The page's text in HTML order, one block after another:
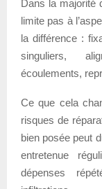
Dans la majorité
limite pas à
la différence :
singuliers,
écoulements,
Ce que cela
risques de
bien posée peut
entretenue
dépenses